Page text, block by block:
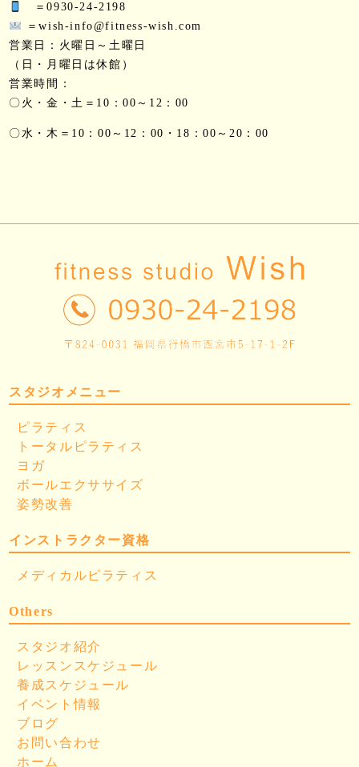
＝0930-24-2198
＝wish-info@fitness-wish.com
営業日：火曜日～土曜日
（日・月曜日は休館）
営業時間：
〇火・金・土＝10：00～12：00
〇水・木＝10：00～12：00・18：00～20：00
スタジオメニュー
ピラティス
トータルピラティス
ヨガ
ボールエクササイズ
姿勢改善
インストラクター資格
メディカルピラティス
Others
スタジオ紹介
レッスンスケジュール
養成スケジュール
イベント情報
ブログ
お問い合わせ
ホーム